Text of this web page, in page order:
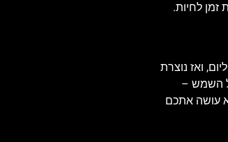
זמן לחיות.
ואז נוצרת
השמש –
עושה אתכם